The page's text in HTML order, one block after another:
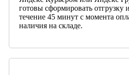
готовы сформировать отгрузку
течение 45 минут с момента
наличия на складе.